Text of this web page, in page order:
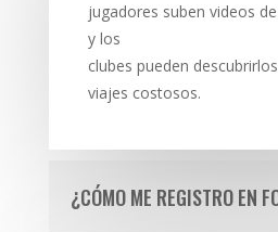
jugadores suben videos
y los
clubes pueden
viajes costosos.
¿CÓMO ME REGISTRO EN